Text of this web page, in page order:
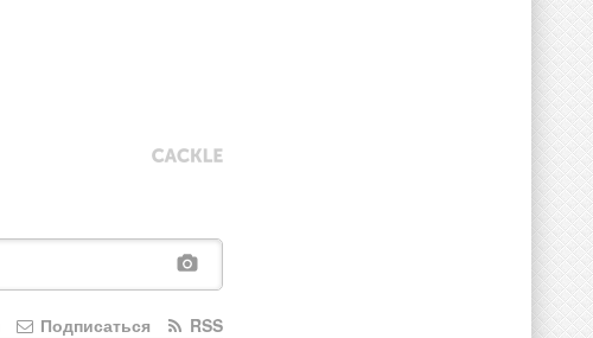
RSS
Подписаться